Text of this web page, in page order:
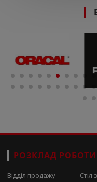
РОЗКЛАД РОБОТИ
Відділ продажу Стіл